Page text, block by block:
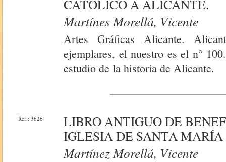
CATÓLICO A ALICANTE.
Martínes Morellá, Vicente
Artes Gráficas Alicante.
ejemplares, el nuestro es el n°
estudio de la historia de Alicante.
Ref.: 3626
LIBRO ANTIGUO DE
IGLESIA DE SANTA
Martínez Morellá, Vicente